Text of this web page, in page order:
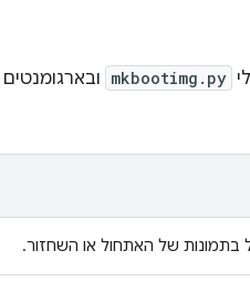
mkbootimg.py